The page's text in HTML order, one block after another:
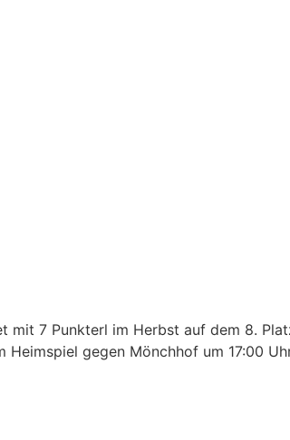
mit 7 Punkterl im Herbst auf dem 8.
gegen Mönchhof um 17:00